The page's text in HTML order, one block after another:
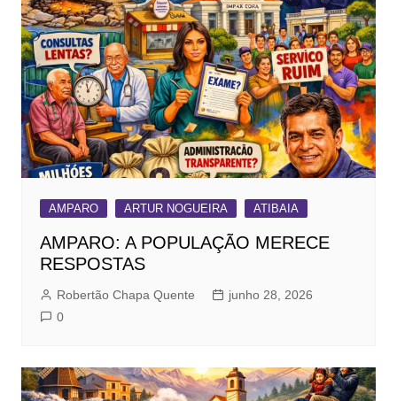
AMPARO ARTUR NOGUEIRA ATIBAIA
AMPARO: A POPULAÇÃO MERECE
RESPOSTAS
Robertão Chapa Quente
junho 28, 2026
0